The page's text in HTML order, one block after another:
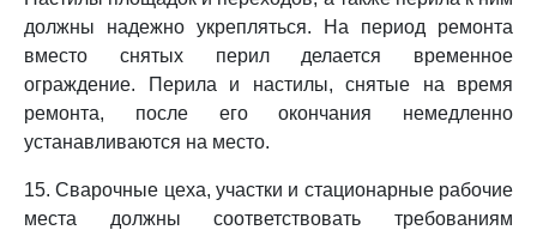
должны надежно укрепляться. На период ремонта
вместо снятых перил делается временное
ограждение. Перила и настилы, снятые на время
ремонта, после его окончания немедленно
устанавливаются на место.
15. Сварочные цеха, участки и стационарные рабочие
места должны соответствовать требованиям